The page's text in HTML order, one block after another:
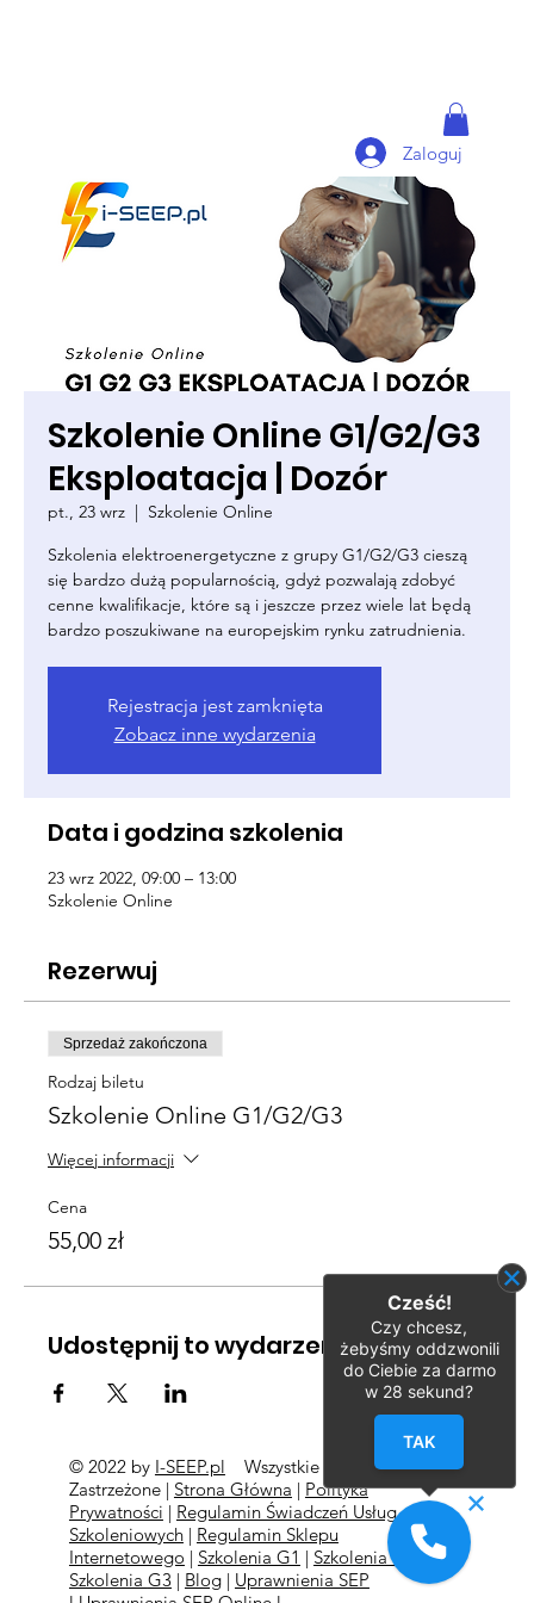
Zaloguj
Szkolenie Online G1/G2/G3
Eksploatacja | Dozór
pt., 23 wrz
  |
Szkolenie Online
Szkolenia elektroenergetyczne z grupy G1/G2/G3 cieszą
się bardzo dużą popularnością, gdyż pozwalają zdobyć
cenne kwalifikacje, które są i jeszcze przez wiele lat będą
bardzo poszukiwane na europejskim rynku zatrudnienia.
Rejestracja jest zamknięta
Zobacz inne wydarzenia
Data i godzina szkolenia
23 wrz 2022, 09:00 – 13:00
Szkolenie Online
Rezerwuj
Sprzedaż zakończona
Rodzaj biletu
Szkolenie Online G1/G2/G3
Więcej informacji
Cena
55,00 zł
Udostępnij to wydarzenie
© 2022 by I-SEEP.pl
Wszystkie Prawa
Zastrzeżone | Strona Główna | Polityka
Prywatności | Regulamin Świadczeń Usług
Szkoleniowych| Regulamin Sklepu
Internetowego | Szkolenia G1 | Szkolenia G2
l
Szkolenia G3 | Blog| Uprawnienia SEP
Cześć!
Czy chcesz,
żebyśmy oddzwonili
do Ciebie za darmo
w 28 sekund?
TAK